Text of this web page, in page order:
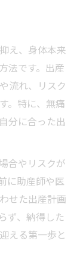
を紹介
備える
の特徴
方に向き合
ルールの理
その対策法
ントを解説
え、身体本来
法です。出産
流れ、リスク
。特に、無痛
分に合った出
合やリスクが
に助産師や医
せた出産計画
ず、納得した
える第一歩と